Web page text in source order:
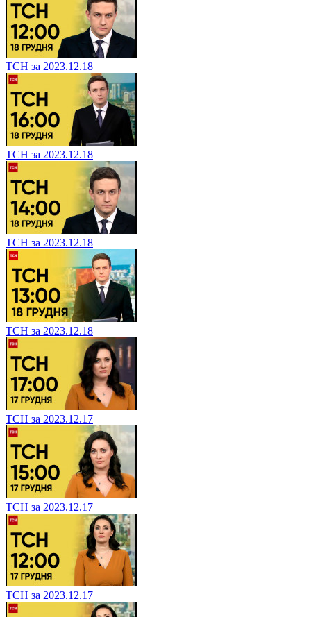
ТСН за 2023.12.18
ТСН за 2023.12.18
ТСН за 2023.12.18
ТСН за 2023.12.18
ТСН за 2023.12.17
ТСН за 2023.12.17
ТСН за 2023.12.17